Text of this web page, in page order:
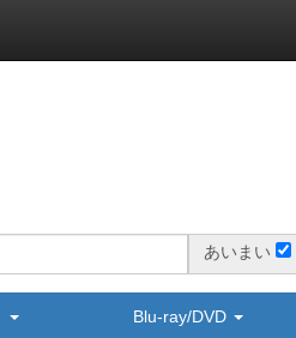
あいまい
Blu-ray/DVD